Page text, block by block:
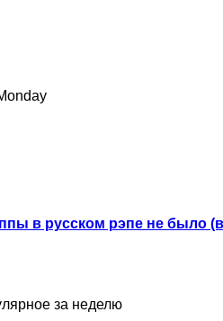
в русском рэпе не было
за неделю